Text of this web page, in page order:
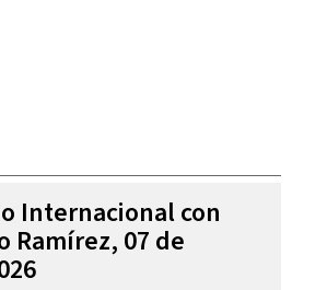
Internacional con
Ramírez, 07 de